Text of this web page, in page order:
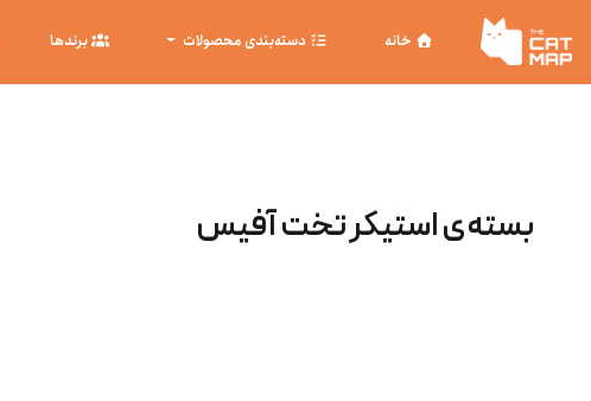
خانه دسته‌بندی محصولات برندها
بسته‌ی استیکر تخت آفیس